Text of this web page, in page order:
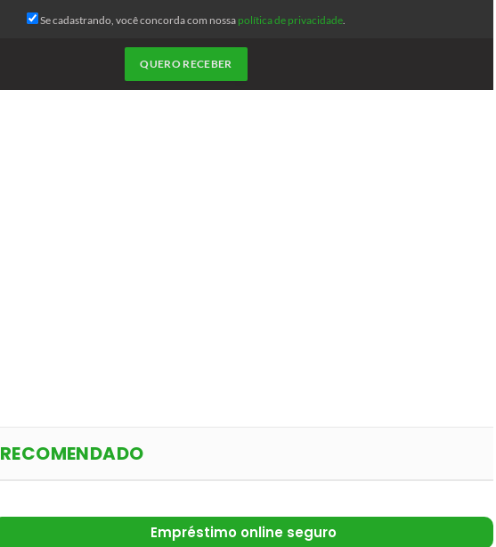
Se cadastrando, você concorda com nossa política de privacidade.
QUERO RECEBER
RECOMENDADO
Empréstimo online seguro